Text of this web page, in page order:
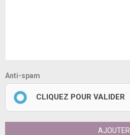
Anti-spam
CLIQUEZ POUR VALIDER
AJOUTER